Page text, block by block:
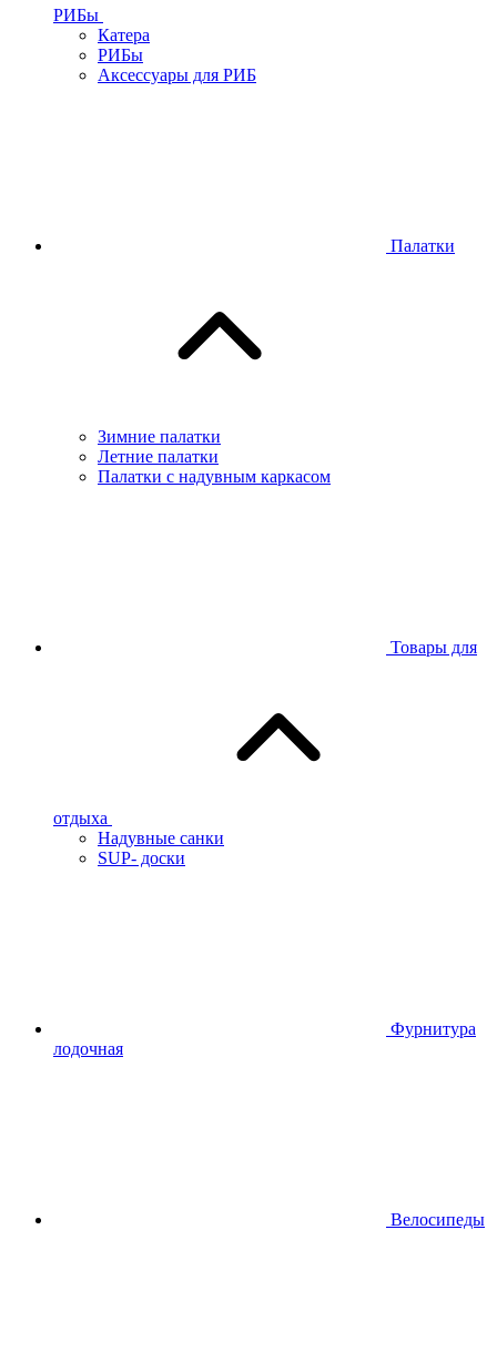
РИБы
Катера
РИБы
Аксессуары для РИБ
Палатки
Зимние палатки
Летние палатки
Палатки с надувным каркасом
Товары для
отдыха
Надувные санки
SUP- доски
Фурнитура
лодочная
Велосипеды